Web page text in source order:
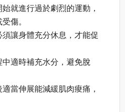
就進行過於劇烈的運動，
傷。
讓身體充分休息，才能促
適時補充水分，避免脫
當伸展能減緩肌肉痠痛，